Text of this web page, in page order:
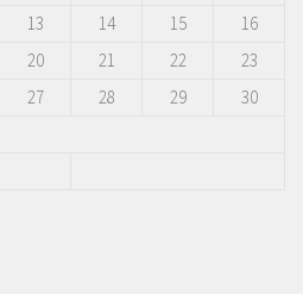
13 14 15
16
20 21 22
23
27 28 29
30